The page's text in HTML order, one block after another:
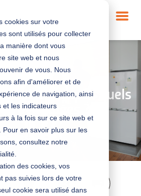
cookies sur votre
sont utilisés pour collecter
manière dont vous
site web et nous
de vous. Nous
afin d'améliorer et de
de navigation, ainsi
et les indicateurs
à la fois sur ce site web et
en savoir plus sur les
consultez notre
des cookies, vos
pas suivies lors de votre
cookie sera utilisé dans
TERRITOIRES
site occupé : quels
avantages ?
28/10/2025